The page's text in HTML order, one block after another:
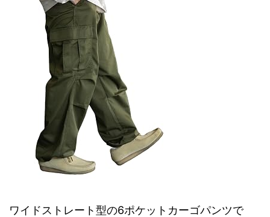
ワイドストレート型の6ポケットカーゴパンツで